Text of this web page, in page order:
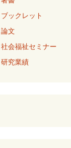
ックレット
文
会福祉セミナー
究業績